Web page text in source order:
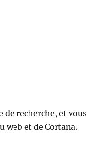
de recherche, et vous
web et de Cortana.